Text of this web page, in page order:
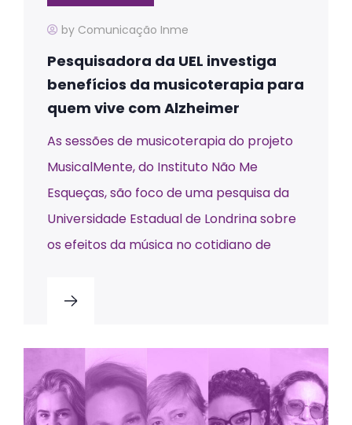
by Comunicação Inme
Pesquisadora da UEL investiga
benefícios da musicoterapia para
quem vive com Alzheimer
As sessões de musicoterapia do projeto
MusicalMente, do Instituto Não Me
Esqueças, são foco de uma pesquisa da
Universidade Estadual de Londrina sobre
os efeitos da música no cotidiano de